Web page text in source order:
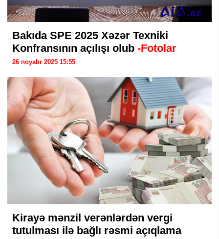
Bakıda SPE 2025 Xəzər Texniki
Konfransının açılışı olub -Fotolar
26 noyabr 2025 15:55
Kirayə mənzil verənlərdən vergi
tutulması ilə bağlı rəsmi açıqlama